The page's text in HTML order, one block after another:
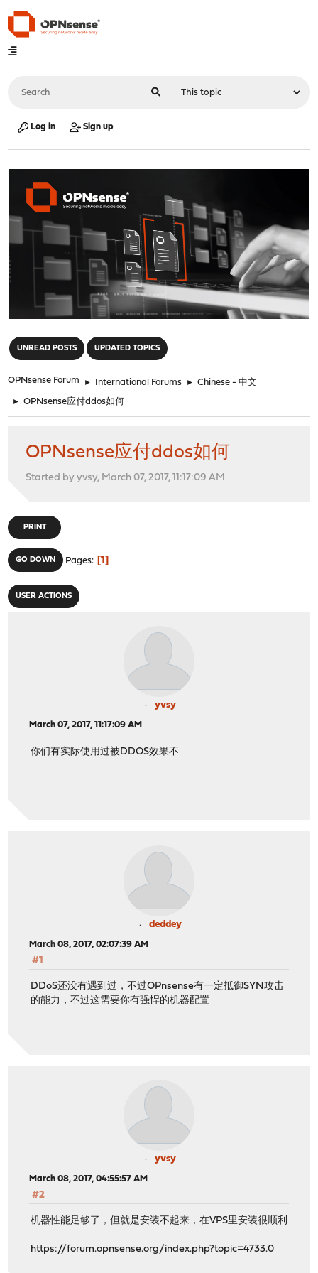
Log in Sign up
UNREAD POSTS UPDATED TOPICS
OPNsense Forum ► International Forums ► Chinese - 中文
► OPNsense应付ddos如何
OPNsense应付ddos如何
Started by yvsy, March 07, 2017, 11:17:09 AM
PRINT
GO DOWN Pages 1
USER ACTIONS
yvsy
March 07, 2017, 11:17:09 AM
你们有实际使用过被DDOS效果不
deddey
March 08, 2017, 02:07:39 AM
#1
DDoS还没有遇到过，不过OPnsense有一定抵御SYN攻击
的能力，不过这需要你有强悍的机器配置
yvsy
March 08, 2017, 04:55:57 AM
#2
机器性能足够了，但就是安装不起来，在VPS里安装很顺利
https://forum.opnsense.org/index.php?topic=4733.0